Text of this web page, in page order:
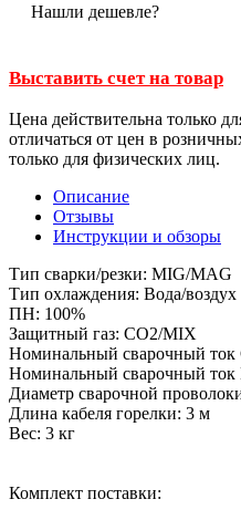
Нашли дешевле?
Выставить счет на товар
Цена действительна только
отличаться от цен в
только для физических лиц.
Описание
Отзывы
Инструкции и обзоры
Тип сварки/резки: MIG/MAG
Тип охлаждения: Вода/воздух
ПН: 100%
Защитный газ: CO2/MIX
Номинальный сварочный ток
Номинальный сварочный
Диаметр сварочной
Длина кабеля горелки: 3 м
Вес: 3 кг
Комплект поставки: